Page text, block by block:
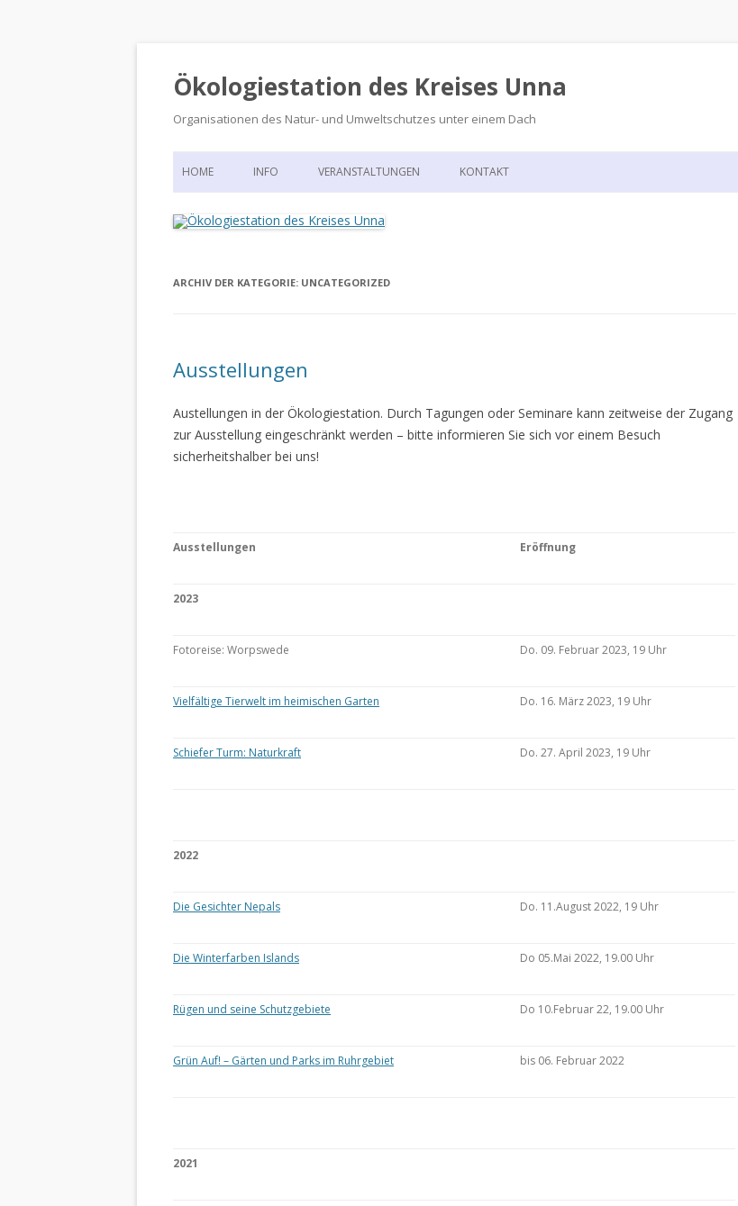
Ökologiestation des Kreises Unna
Organisationen des Natur- und Umweltschutzes unter einem Dach
Zum
HOME INFO VERANSTALTUNGEN KONTAKT
ARCHIV DER KATEGORIE: UNCATEGORIZED
Ausstellungen
Austellungen in der Ökologiestation. Durch Tagungen oder Seminare kann zeitweise der Zugang
zur Ausstellung eingeschränkt werden – bitte informieren Sie sich vor einem Besuch
sicherheitshalber bei uns!
Ausstellungen Eröffnung
2023
Fotoreise: Worpswede Do. 09. Februar 2023, 19 Uhr
Vielfältige Tierwelt im heimischen Garten Do. 16. März 2023, 19 Uhr
Schiefer Turm: Naturkraft Do. 27. April 2023, 19 Uhr
2022
Die Gesichter Nepals Do. 11.August 2022, 19 Uhr
Die Winterfarben Islands Do 05.Mai 2022, 19.00 Uhr
Rügen und seine Schutzgebiete Do 10.Februar 22, 19.00 Uhr
Grün Auf! – Gärten und Parks im Ruhrgebiet bis 06. Februar 2022
2021